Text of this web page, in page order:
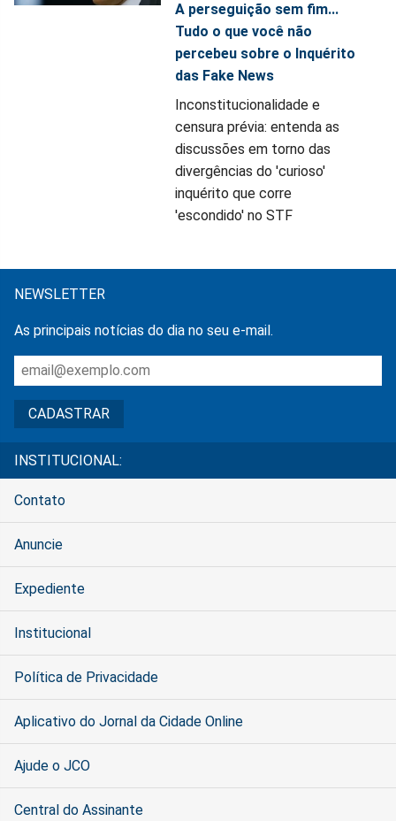
A perseguição sem fim...
Tudo o que você não
percebeu sobre o Inquérito
das Fake News
Inconstitucionalidade e
censura prévia: entenda as
discussões em torno das
divergências do 'curioso'
inquérito que corre
'escondido' no STF
NEWSLETTER
As principais notícias do dia no seu e-mail.
INSTITUCIONAL:
Contato
Anuncie
Expediente
Institucional
Política de Privacidade
Aplicativo do Jornal da Cidade Online
Ajude o JCO
Central do Assinante